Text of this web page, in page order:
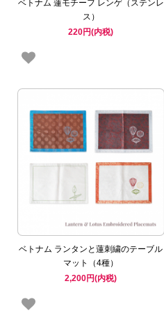
ベトナム 蓮モチーフ レンゲ（ステンレ
ス）
220円(内税)
ベトナム ランタンと蓮刺繍のテーブル
マット（4種）
2,200円(内税)